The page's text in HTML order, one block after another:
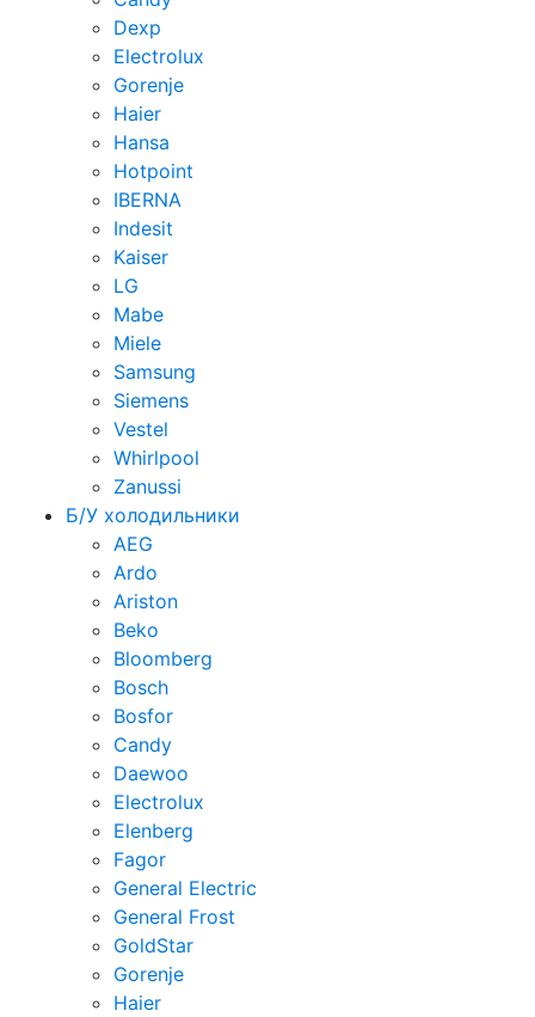
Dexp
Electrolux
Gorenje
Haier
Hansa
Hotpoint
IBERNA
Indesit
Kaiser
LG
Mabe
Miele
Samsung
Siemens
Vestel
Whirlpool
Zanussi
Б/У холодильники
AEG
Ardo
Ariston
Beko
Bloomberg
Bosch
Bosfor
Candy
Daewoo
Electrolux
Elenberg
Fagor
General Electric
General Frost
GoldStar
Gorenje
Haier